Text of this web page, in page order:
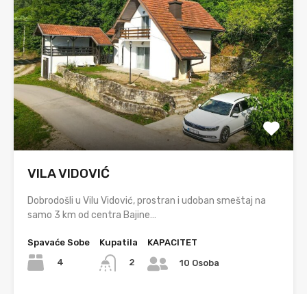
VILA VIDOVIĆ
Dobrodošli u Vilu Vidović, prostran i udoban smeštaj na
samo 3 km od centra Bajine…
Spavaće Sobe
4
Kupatila
2
KAPACITET
10 Osoba